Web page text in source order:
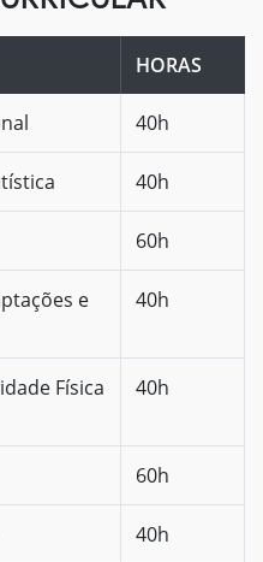
HORAS
40h
40h
60h
e
40h
Física
40h
60h
40h